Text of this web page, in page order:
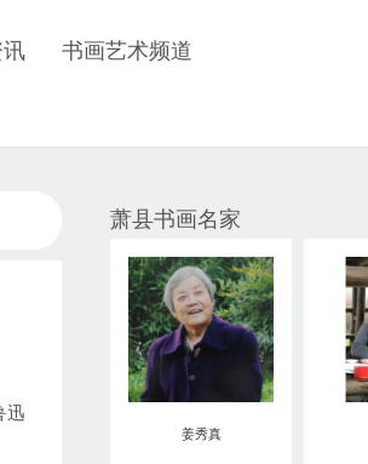
书画艺术频道
迅
萧县书画名家
姜秀真